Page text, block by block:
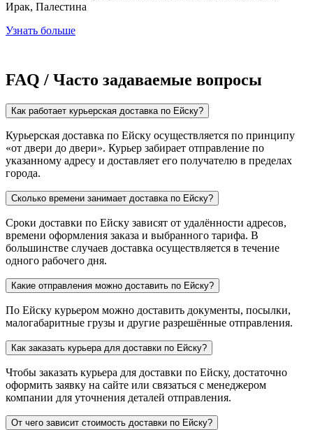
Ирак, Палестина
Узнать больше
FAQ / Часто задаваемые вопросы
Как работает курьерская доставка по Ейску?
Курьерская доставка по Ейску осуществляется по принципу
«от двери до двери». Курьер забирает отправление по
указанному адресу и доставляет его получателю в пределах
города.
Сколько времени занимает доставка по Ейску?
Сроки доставки по Ейску зависят от удалённости адресов,
времени оформления заказа и выбранного тарифа. В
большинстве случаев доставка осуществляется в течение
одного рабочего дня.
Какие отправления можно доставить по Ейску?
По Ейску курьером можно доставить документы, посылки,
малогабаритные грузы и другие разрешённые отправления.
Как заказать курьера для доставки по Ейску?
Чтобы заказать курьера для доставки по Ейску, достаточно
оформить заявку на сайте или связаться с менеджером
компании для уточнения деталей отправления.
От чего зависит стоимость доставки по Ейску?